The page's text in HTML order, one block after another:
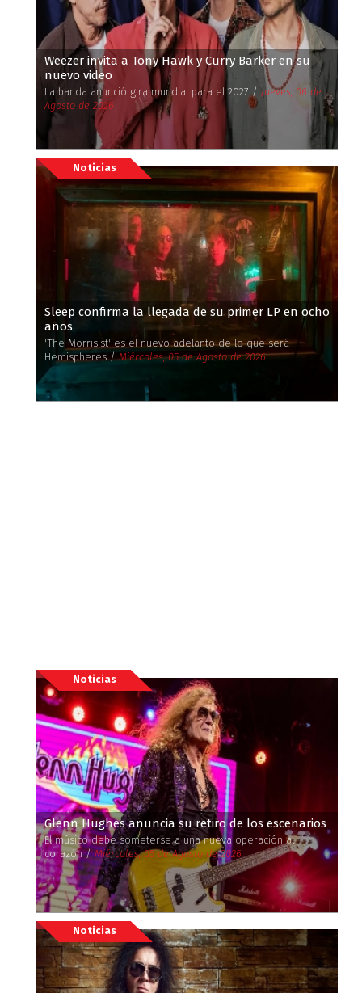
Weezer invita a Tony Hawk y Curry Barker en su
nuevo video
La banda anunció gira mundial para el 2027 / Jueves, 06 de
Agosto de 2026
Noticias
Sleep confirma la llegada de su primer LP en ocho
años
'The Morrisist' es el nuevo adelanto de lo que será
Hemispheres /Miércoles, 05 de Agosto de 2026
Noticias
Glenn Hughes anuncia su retiro de los escenarios
El músico debe someterse a una nueva operación al
corazón /Miércoles, 05 de Agosto de 2026
Noticias